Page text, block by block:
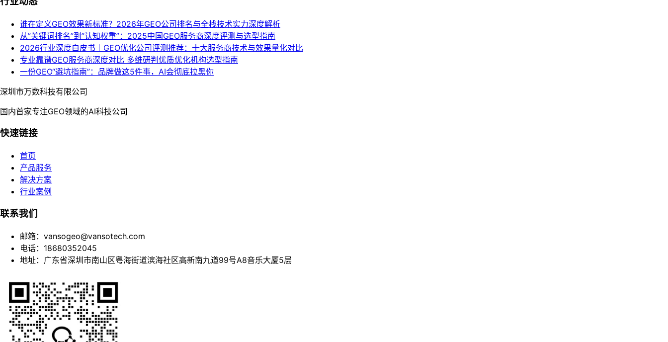
谁在定义GEO效果新标准？2026年GEO公司排名与全栈技术实力深度解析
从”关键词排名”到”认知权重”：2025中国GEO服务商深度评测与选型指南
2026行业深度白皮书｜GEO优化公司评测推荐：十大服务商技术与效果量化对比
专业靠谱GEO服务商深度对比 多维研判优质优化机构选型指南
一份GEO“避坑指南”：品牌做这5件事，AI会彻底拉黑你
深圳市万数科技有限公司
国内首家专注GEO领域的AI科技公司
快速链接
首页
产品服务
解决方案
行业案例
联系我们
邮箱：vansogeo@vansotech.com
电话：18680352045
地址：广东省深圳市南山区粤海街道滨海社区高新南九道99号A8音乐大厦5层